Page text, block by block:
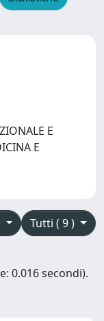
E
E
Tutti ( 9 )
0.016 secondi).